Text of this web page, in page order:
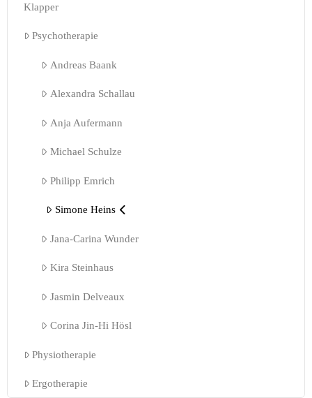
Klapper
Psychotherapie
Andreas Baank
Alexandra Schallau
Anja Aufermann
Michael Schulze
Philipp Emrich
Simone Heins
Jana-Carina Wunder
Kira Steinhaus
Jasmin Delveaux
Corina Jin-Hi Hösl
Physiotherapie
Ergotherapie